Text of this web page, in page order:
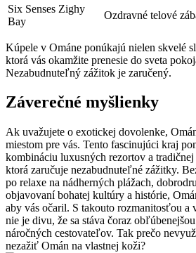
Six Senses Zighy
Bay
Ozdravné telové
Kúpele v Ománe ponúkajú nielen skvelé
ktorá vás okamžite prenesie do sveta
Nezabudnuteľný zážitok je zaručený.
Záverečné myšlienky
Ak uvažujete o exotickej dovolenke,
miestom pre vás. Tento fascinujúci kraj
kombináciu luxusných rezortov a
ktorá zaručuje nezabudnuteľné zážitky.
po relaxe na nádherných plážach,
objavovaní bohatej kultúry a histórie,
aby vás očaril. S takouto rozmanitosťou a
nie je divu, že sa stáva čoraz
náročných cestovateľov. Tak prečo
nezažiť Omán na vlastnej koži?